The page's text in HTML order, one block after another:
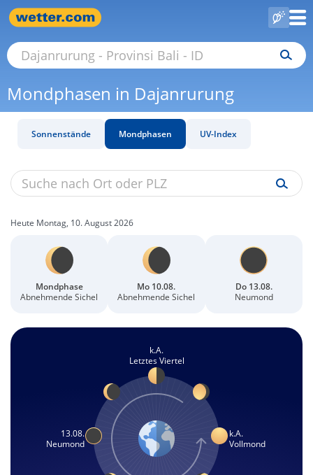
Mondphasen in Dajanrurung
Sonnenstände Mondphasen UV-Index
Heute Montag, 10. August 2026
Mondphase
Abnehmende Sichel
Mo 10.08.
Abnehmende Sichel
Do 13.08.
Neumond
k.A.
Letztes Viertel
13.08.
Neumond
k.A.
Vollmond